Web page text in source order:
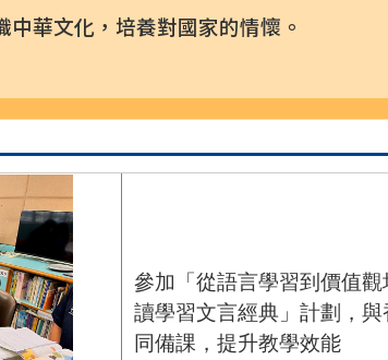
華文化，培養對國家的情懷。
參加「從語言學習到價值
讀學習文言經典」計劃，
同備課，提升教學效能